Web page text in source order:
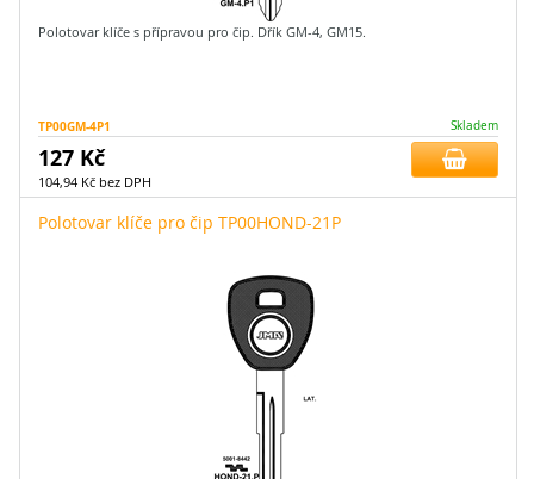
Polotovar klíče s přípravou pro čip. Dřík GM-4, GM15.
TP00GM-4P1 Skladem
127 Kč
104,94 Kč bez DPH
Polotovar klíče pro čip TP00HOND-21P